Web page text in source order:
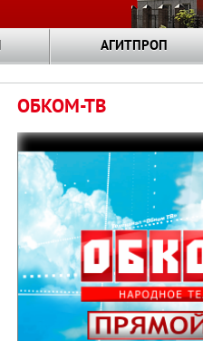
АГИТПРОП
ОБКОМ-ТВ